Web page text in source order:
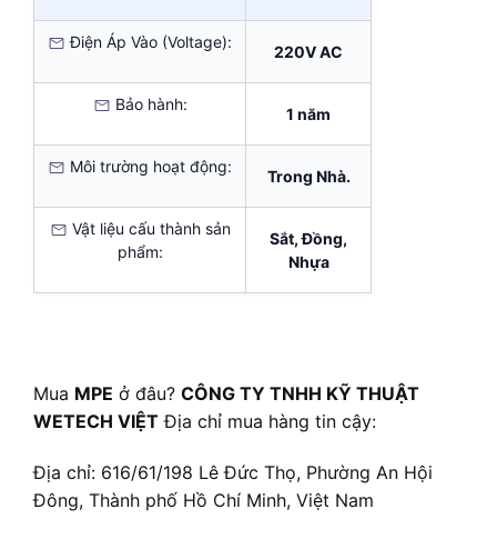
Điện Áp Vào (Voltage):
220V AC
Bảo hành:
1 năm
Môi trường hoạt động:
Trong Nhà.
Vật liệu cấu thành sản
phẩm:
Sắt, Đồng,
Nhựa
Mua MPE ở đâu? CÔNG TY TNHH KỸ THUẬT
WETECH VIỆT Địa chỉ mua hàng tin cậy:
Địa chỉ: 616/61/198 Lê Đức Thọ, Phường An Hội
Đông, Thành phố Hồ Chí Minh, Việt Nam